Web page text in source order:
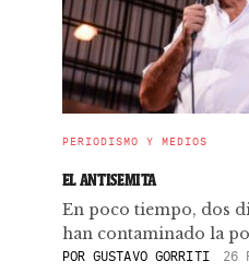
PERIODISMO Y MEDIOS
EL ANTISEMITA
En poco tiempo, dos
han contaminado la
POR GUSTAVO GORRITI 26